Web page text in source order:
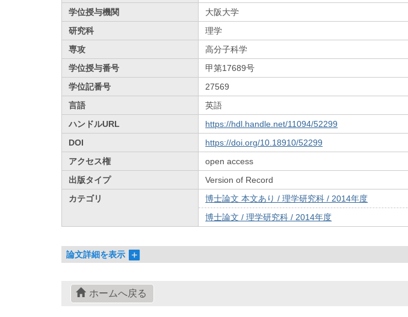
学位授与機関
大阪大学
研究科
理学
専攻
高分子科学
学位授与番号
甲第17689号
学位記番号
27569
言語
英語
ハンドルURL
https://hdl.handle.net/11094/52299
DOI
https://doi.org/10.18910/52299
アクセス権
open access
出版タイプ
Version of Record
カテゴリ
博士論文 本文あり / 理学研究科 / 2014年度
博士論文 / 理学研究科 / 2014年度
論文詳細を表示
ホームへ戻る